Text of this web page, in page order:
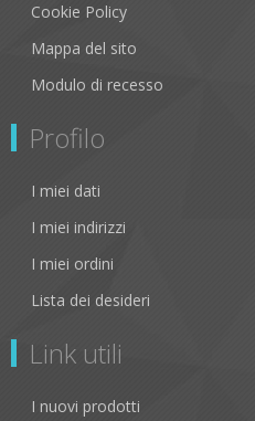
Cookie Policy
Mappa del sito
Modulo di recesso
Profilo
I miei dati
I miei indirizzi
I miei ordini
Lista dei desideri
Link utili
I nuovi prodotti